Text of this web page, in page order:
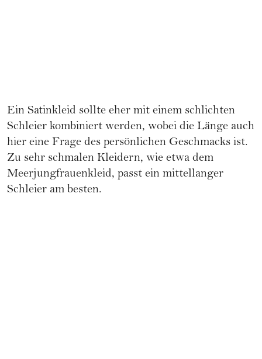
Ein Satinkleid sollte eher mit einem schlichten
Schleier kombiniert werden, wobei die Länge auch
hier eine Frage des persönlichen Geschmacks ist.
Zu sehr schmalen Kleidern, wie etwa dem
Meerjungfrauenkleid, passt ein mittellanger
Schleier am besten.